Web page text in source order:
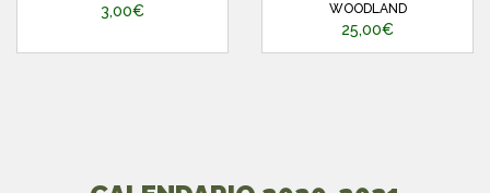
3,00€
WOODLAND
25,00€